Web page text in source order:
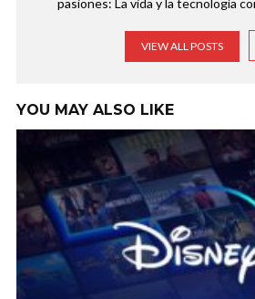
VIEW ALL POSTS
YOU MAY ALSO LIKE